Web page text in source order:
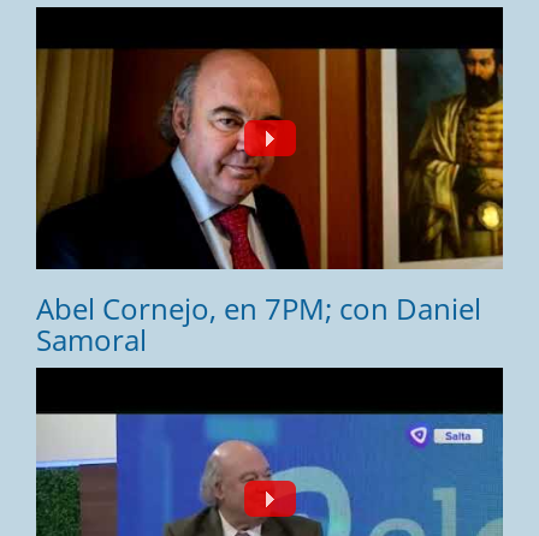
Abel Cornejo, en 7PM; con Daniel
Samoral